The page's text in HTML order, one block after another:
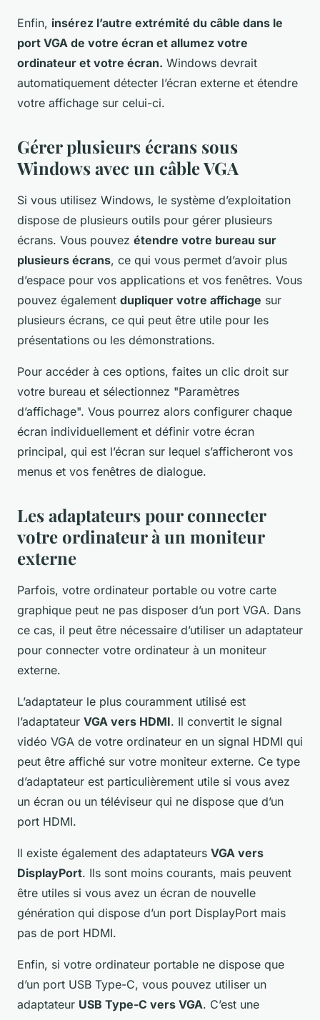
Enfin, insérez l’autre extrémité du câble dans le
port VGA de votre écran et allumez votre
ordinateur et votre écran. Windows devrait
automatiquement détecter l’écran externe et étendre
votre affichage sur celui-ci.
Gérer plusieurs écrans sous
Windows avec un câble VGA
Si vous utilisez Windows, le système d’exploitation
dispose de plusieurs outils pour gérer plusieurs
écrans. Vous pouvez étendre votre bureau sur
plusieurs écrans, ce qui vous permet d’avoir plus
d’espace pour vos applications et vos fenêtres. Vous
pouvez également dupliquer votre affichage sur
plusieurs écrans, ce qui peut être utile pour les
présentations ou les démonstrations.
Pour accéder à ces options, faites un clic droit sur
votre bureau et sélectionnez "Paramètres
d’affichage". Vous pourrez alors configurer chaque
écran individuellement et définir votre écran
principal, qui est l’écran sur lequel s’afficheront vos
menus et vos fenêtres de dialogue.
Les adaptateurs pour connecter
votre ordinateur à un moniteur
externe
Parfois, votre ordinateur portable ou votre carte
graphique peut ne pas disposer d’un port VGA. Dans
ce cas, il peut être nécessaire d’utiliser un adaptateur
pour connecter votre ordinateur à un moniteur
externe.
L’adaptateur le plus couramment utilisé est
l’adaptateur VGA vers HDMI. Il convertit le signal
vidéo VGA de votre ordinateur en un signal HDMI qui
peut être affiché sur votre moniteur externe. Ce type
d’adaptateur est particulièrement utile si vous avez
un écran ou un téléviseur qui ne dispose que d’un
port HDMI.
Il existe également des adaptateurs VGA vers
DisplayPort. Ils sont moins courants, mais peuvent
être utiles si vous avez un écran de nouvelle
génération qui dispose d’un port DisplayPort mais
pas de port HDMI.
Enfin, si votre ordinateur portable ne dispose que
d’un port USB Type-C, vous pouvez utiliser un
adaptateur USB Type-C vers VGA. C’est une